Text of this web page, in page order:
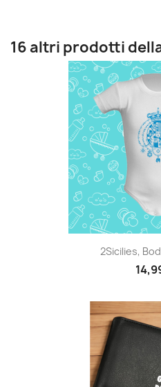
16 altri prodotti
2Sicilies,